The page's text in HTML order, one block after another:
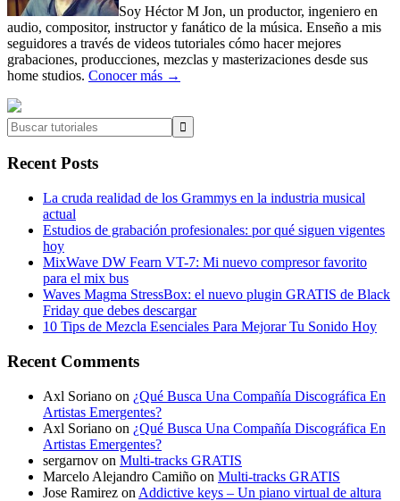
Soy Héctor M Jon, un productor, ingeniero en
audio, compositor, instructor y fanático de la música. Enseño a mis
seguidores a través de videos tutoriales cómo hacer mejores
grabaciones, producciones, mezclas y masterizaciones desde sus
home studios. Conocer más →
Buscar
tutoriales
Recent Posts
La cruda realidad de los Grammys en la industria musical
actual
Estudios de grabación profesionales: por qué siguen vigentes
hoy
MixWave DW Fearn VT-7: Mi nuevo compresor favorito
para el mix bus
Waves Magma StressBox: el nuevo plugin GRATIS de Black
Friday que debes descargar
10 Tips de Mezcla Esenciales Para Mejorar Tu Sonido Hoy
Recent Comments
Axl Soriano on ¿Qué Busca Una Compañía Discográfica En
Artistas Emergentes?
Axl Soriano on ¿Qué Busca Una Compañía Discográfica En
Artistas Emergentes?
sergarnov on Multi-tracks GRATIS
Marcelo Alejandro Camiño on Multi-tracks GRATIS
Jose Ramirez on Addictive keys – Un piano virtual de altura